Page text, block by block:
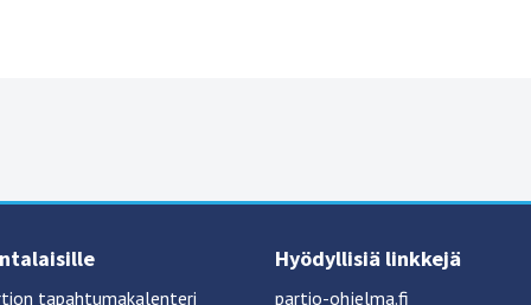
tapahtumakalenteri
Hyödyllisiä linkkejä
partio-ohjelma.fi